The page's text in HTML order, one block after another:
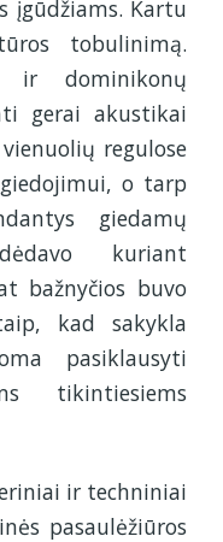
įgūdžiams. Kartu
tobulinimą.
ir dominikonų
gerai akustikai
regulose
o tarp
giedamų
kuriant
bažnyčios buvo
kad sakykla
pasiklausyti
tikintiesiems
ir techniniai
pasaulėžiūros